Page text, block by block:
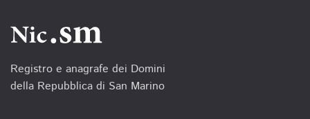
Registro e anagrafe dei Domini
della Repubblica di San Marino